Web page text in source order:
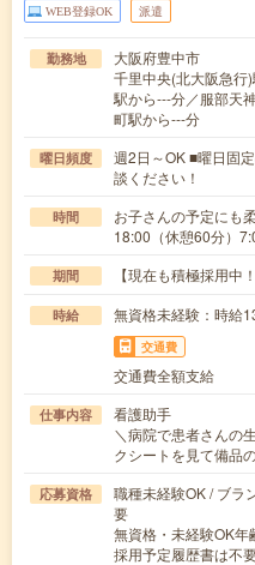
WEB登録OK 派遣
勤務地
大阪府豊中市
千里中央(北大阪急行
駅から---分／服部天
町駅から---分
曜日頻度
週2日～OK ■曜日固
談ください！
時間
お子さんの予定にも
18:00（休憩60分）
期間 【現在も積極採用中
時給 無資格未経験：時
交通費
交通費全額支給
仕事内容
看護助手
＼病院で患者さんの
クシートを見て備品
応募資格
職種未経験OK / ブラ
要
無資格・未経験OK
採用予定履歴書は不